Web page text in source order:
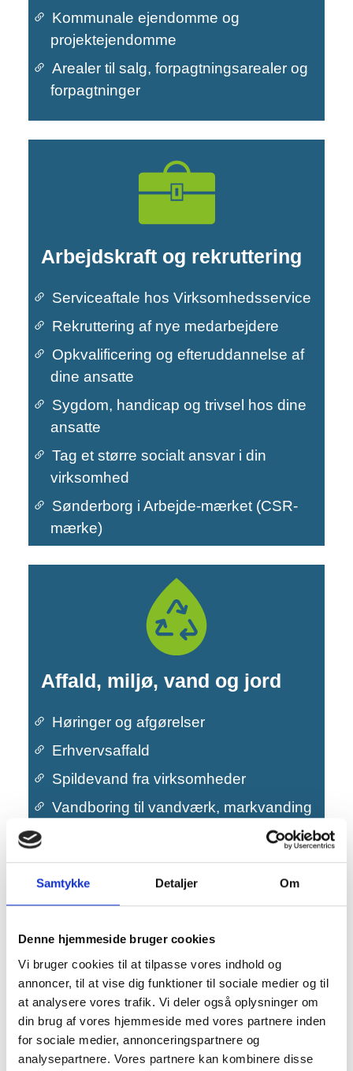
Samtykke Detaljer Om
Denne hjemmeside bruger cookies
Vi bruger cookies til at tilpasse vores indhold og
annoncer, til at vise dig funktioner til sociale medier og til
at analysere vores trafik. Vi deler også oplysninger om
din brug af vores hjemmeside med vores partnere inden
for sociale medier, annonceringspartnere og
analysepartnere. Vores partnere kan kombinere disse
Primær navigation
Kommunale ejendomme og
projektejendomme
Arealer til salg, forpagtningsarealer og
forpagtninger
Arbejdskraft og rekruttering
Primær navigation
Serviceaftale hos Virksomhedsservice
Rekruttering af nye medarbejdere
Opkvalificering og efteruddannelse af
dine ansatte
Sygdom, handicap og trivsel hos dine
ansatte
Tag et større socialt ansvar i din
virksomhed
Sønderborg i Arbejde-mærket (CSR-
mærke)
Affald, miljø, vand og jord
Primær navigation
Høringer og afgørelser
Erhvervsaffald
Spildevand fra virksomheder
Vandboring til vandværk, markvanding
Miljøgodkendelser
landbrug